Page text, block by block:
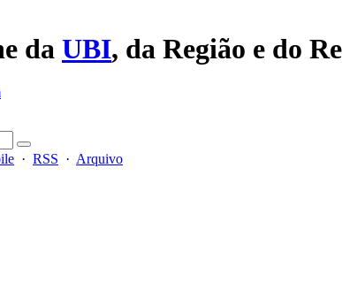
da UBI, da Região e do
· RSS · Arquivo